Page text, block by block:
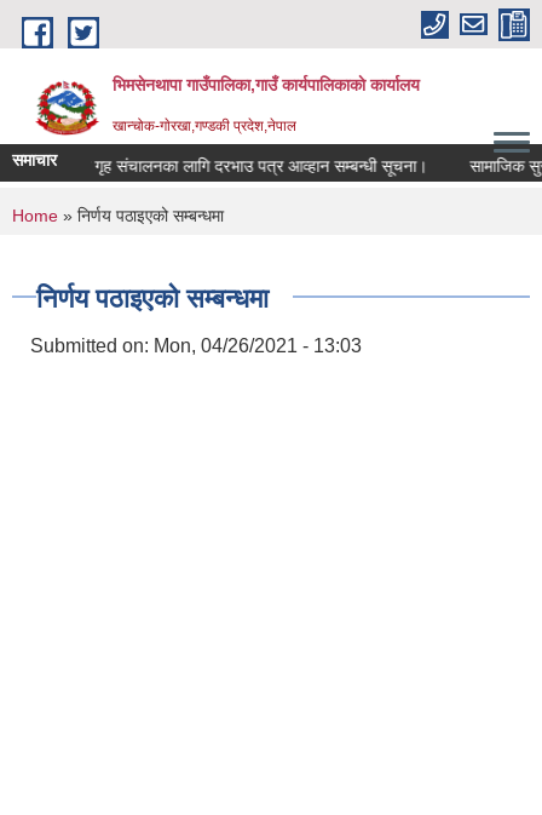
Skip to main content
भिमसेनथापा गाउँपालिका,गाउँ कार्यपालिकाकाे कार्यालय
खान्चोक-गाेरखा,गण्डकी प्रदेश,नेपाल
समाचारचमेना गृह संचालनका लागि दरभाउ पत्र आव्हान सम्बन्धी सूचना। सामाजिक
You are here
Home » निर्णय पठाइएको सम्बन्धमा
निर्णय पठाइएको सम्बन्धमा
Submitted on: Mon, 04/26/2021 - 13:03